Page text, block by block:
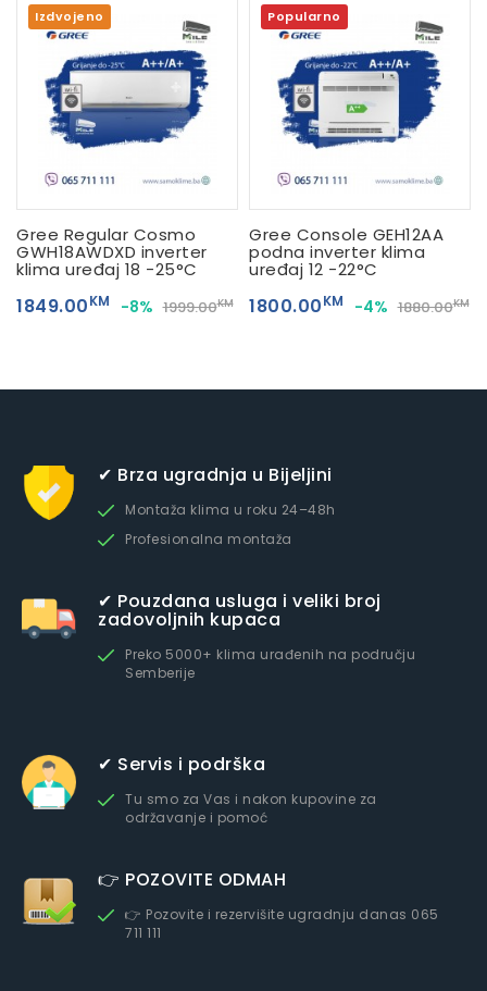
Izdvojeno
Gree Regular Cosmo
GWH18AWDXD inverter
klima uređaj 18 -25°C
1849.00KM -8% 1999.00KM
Popularno
Gree Console GEH12AA
podna inverter klima
uređaj 12 -22°C
1800.00KM -4% 1880.00KM
✔ Brza ugradnja u Bijeljini
Montaža klima u roku 24–48h
Profesionalna montaža
✔ Pouzdana usluga i veliki broj
zadovoljnih kupaca
Preko 5000+ klima urađenih na području
Semberije
✔ Servis i podrška
Tu smo za Vas i nakon kupovine za
održavanje i pomoć
👉 POZOVITE ODMAH
👉 Pozovite i rezervišite ugradnju danas 065
711 111